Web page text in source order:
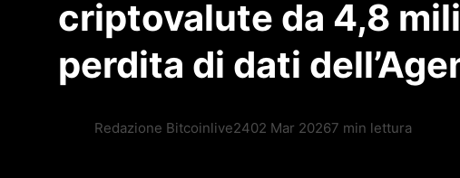
criptovalute da 4,8
perdita di dati
Redazione Bitcoinlive2402 Mar 20267 min lettura